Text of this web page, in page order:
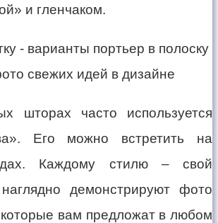
и гленчаком.
шторах часто используется
Его можно встретить на
Каждому стилю – свой
демонстрируют фото
которые вам предложат в любом